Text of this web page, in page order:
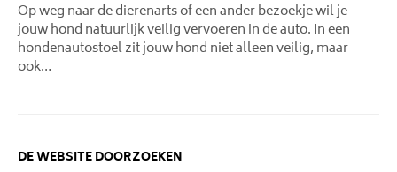
Op weg naar de dierenarts of een ander bezoekje wil je
jouw hond natuurlijk veilig vervoeren in de auto. In een
hondenautostoel zit jouw hond niet alleen veilig, maar
ook…
DE WEBSITE DOORZOEKEN